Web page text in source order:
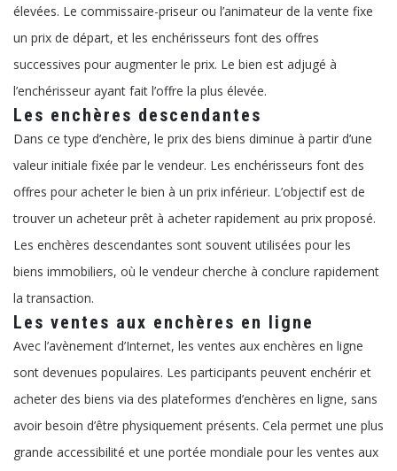
élevées. Le commissaire-priseur ou l’animateur de la vente fixe
un prix de départ, et les enchérisseurs font des offres
successives pour augmenter le prix. Le bien est adjugé à
l’enchérisseur ayant fait l’offre la plus élevée.
Les enchères descendantes
Dans ce type d’enchère, le prix des biens diminue à partir d’une
valeur initiale fixée par le vendeur. Les enchérisseurs font des
offres pour acheter le bien à un prix inférieur. L’objectif est de
trouver un acheteur prêt à acheter rapidement au prix proposé.
Les enchères descendantes sont souvent utilisées pour les
biens immobiliers, où le vendeur cherche à conclure rapidement
la transaction.
Les ventes aux enchères en ligne
Avec l’avènement d’Internet, les ventes aux enchères en ligne
sont devenues populaires. Les participants peuvent enchérir et
acheter des biens via des plateformes d’enchères en ligne, sans
avoir besoin d’être physiquement présents. Cela permet une plus
grande accessibilité et une portée mondiale pour les ventes aux